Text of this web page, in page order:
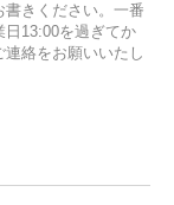
きください。一番
日13:00を過ぎてか
絡をお願いいたし